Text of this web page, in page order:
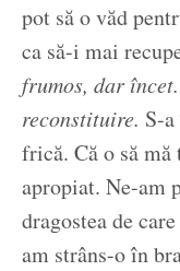
pot să o văd
ca să-i mai
frumos, dar încet.
reconstituire. S-
frică. Că o să
apropiat. Ne-am
dragostea de
am strâns-o în